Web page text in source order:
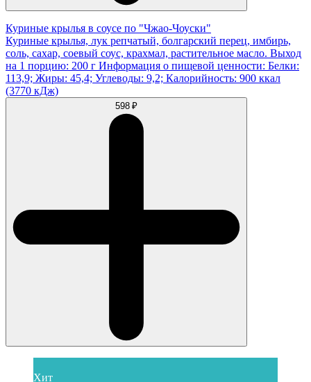
Куриные крылья в соусе по "Чжао-Чоуски"
Куриные крылья, лук репчатый, болгарский перец, имбирь,
соль, сахар, соевый соус, крахмал, растительное масло. Выход
на 1 порцию: 200 г Информация о пищевой ценности: Белки:
113,9; Жиры: 45,4; Углеводы: 9,2; Калорийность: 900 ккал
(3770 кДж)
598 ₽
Хит